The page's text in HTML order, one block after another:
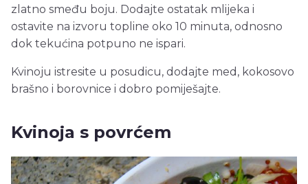
zlatno smeđu boju. Dodajte ostatak mlijeka i
ostavite na izvoru topline oko 10 minuta, odnosno
dok tekućina potpuno ne ispari.
Kvinoju istresite u posudicu, dodajte med, kokosovo
brašno i borovnice i dobro pomiješajte.
Kvinoja s povrćem